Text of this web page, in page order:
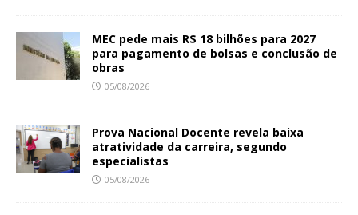
MEC pede mais R$ 18 bilhões para 2027
para pagamento de bolsas e conclusão de
obras
05/08/2026
Prova Nacional Docente revela baixa
atratividade da carreira, segundo
especialistas
05/08/2026